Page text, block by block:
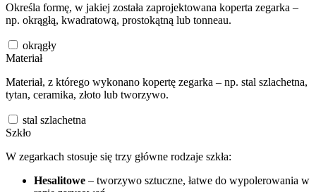
Określa formę, w jakiej została zaprojektowana koperta zegarka –
np. okrągłą, kwadratową, prostokątną lub tonneau.
okrągły
Materiał
Materiał, z którego wykonano kopertę zegarka – np. stal szlachetna,
tytan, ceramika, złoto lub tworzywo.
stal szlachetna
Szkło
W zegarkach stosuje się trzy główne rodzaje szkła:
Hesalitowe – tworzywo sztuczne, łatwe do wypolerowania w